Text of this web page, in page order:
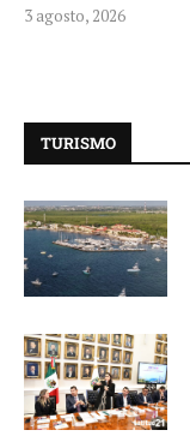
3 agosto, 2026
TURISMO